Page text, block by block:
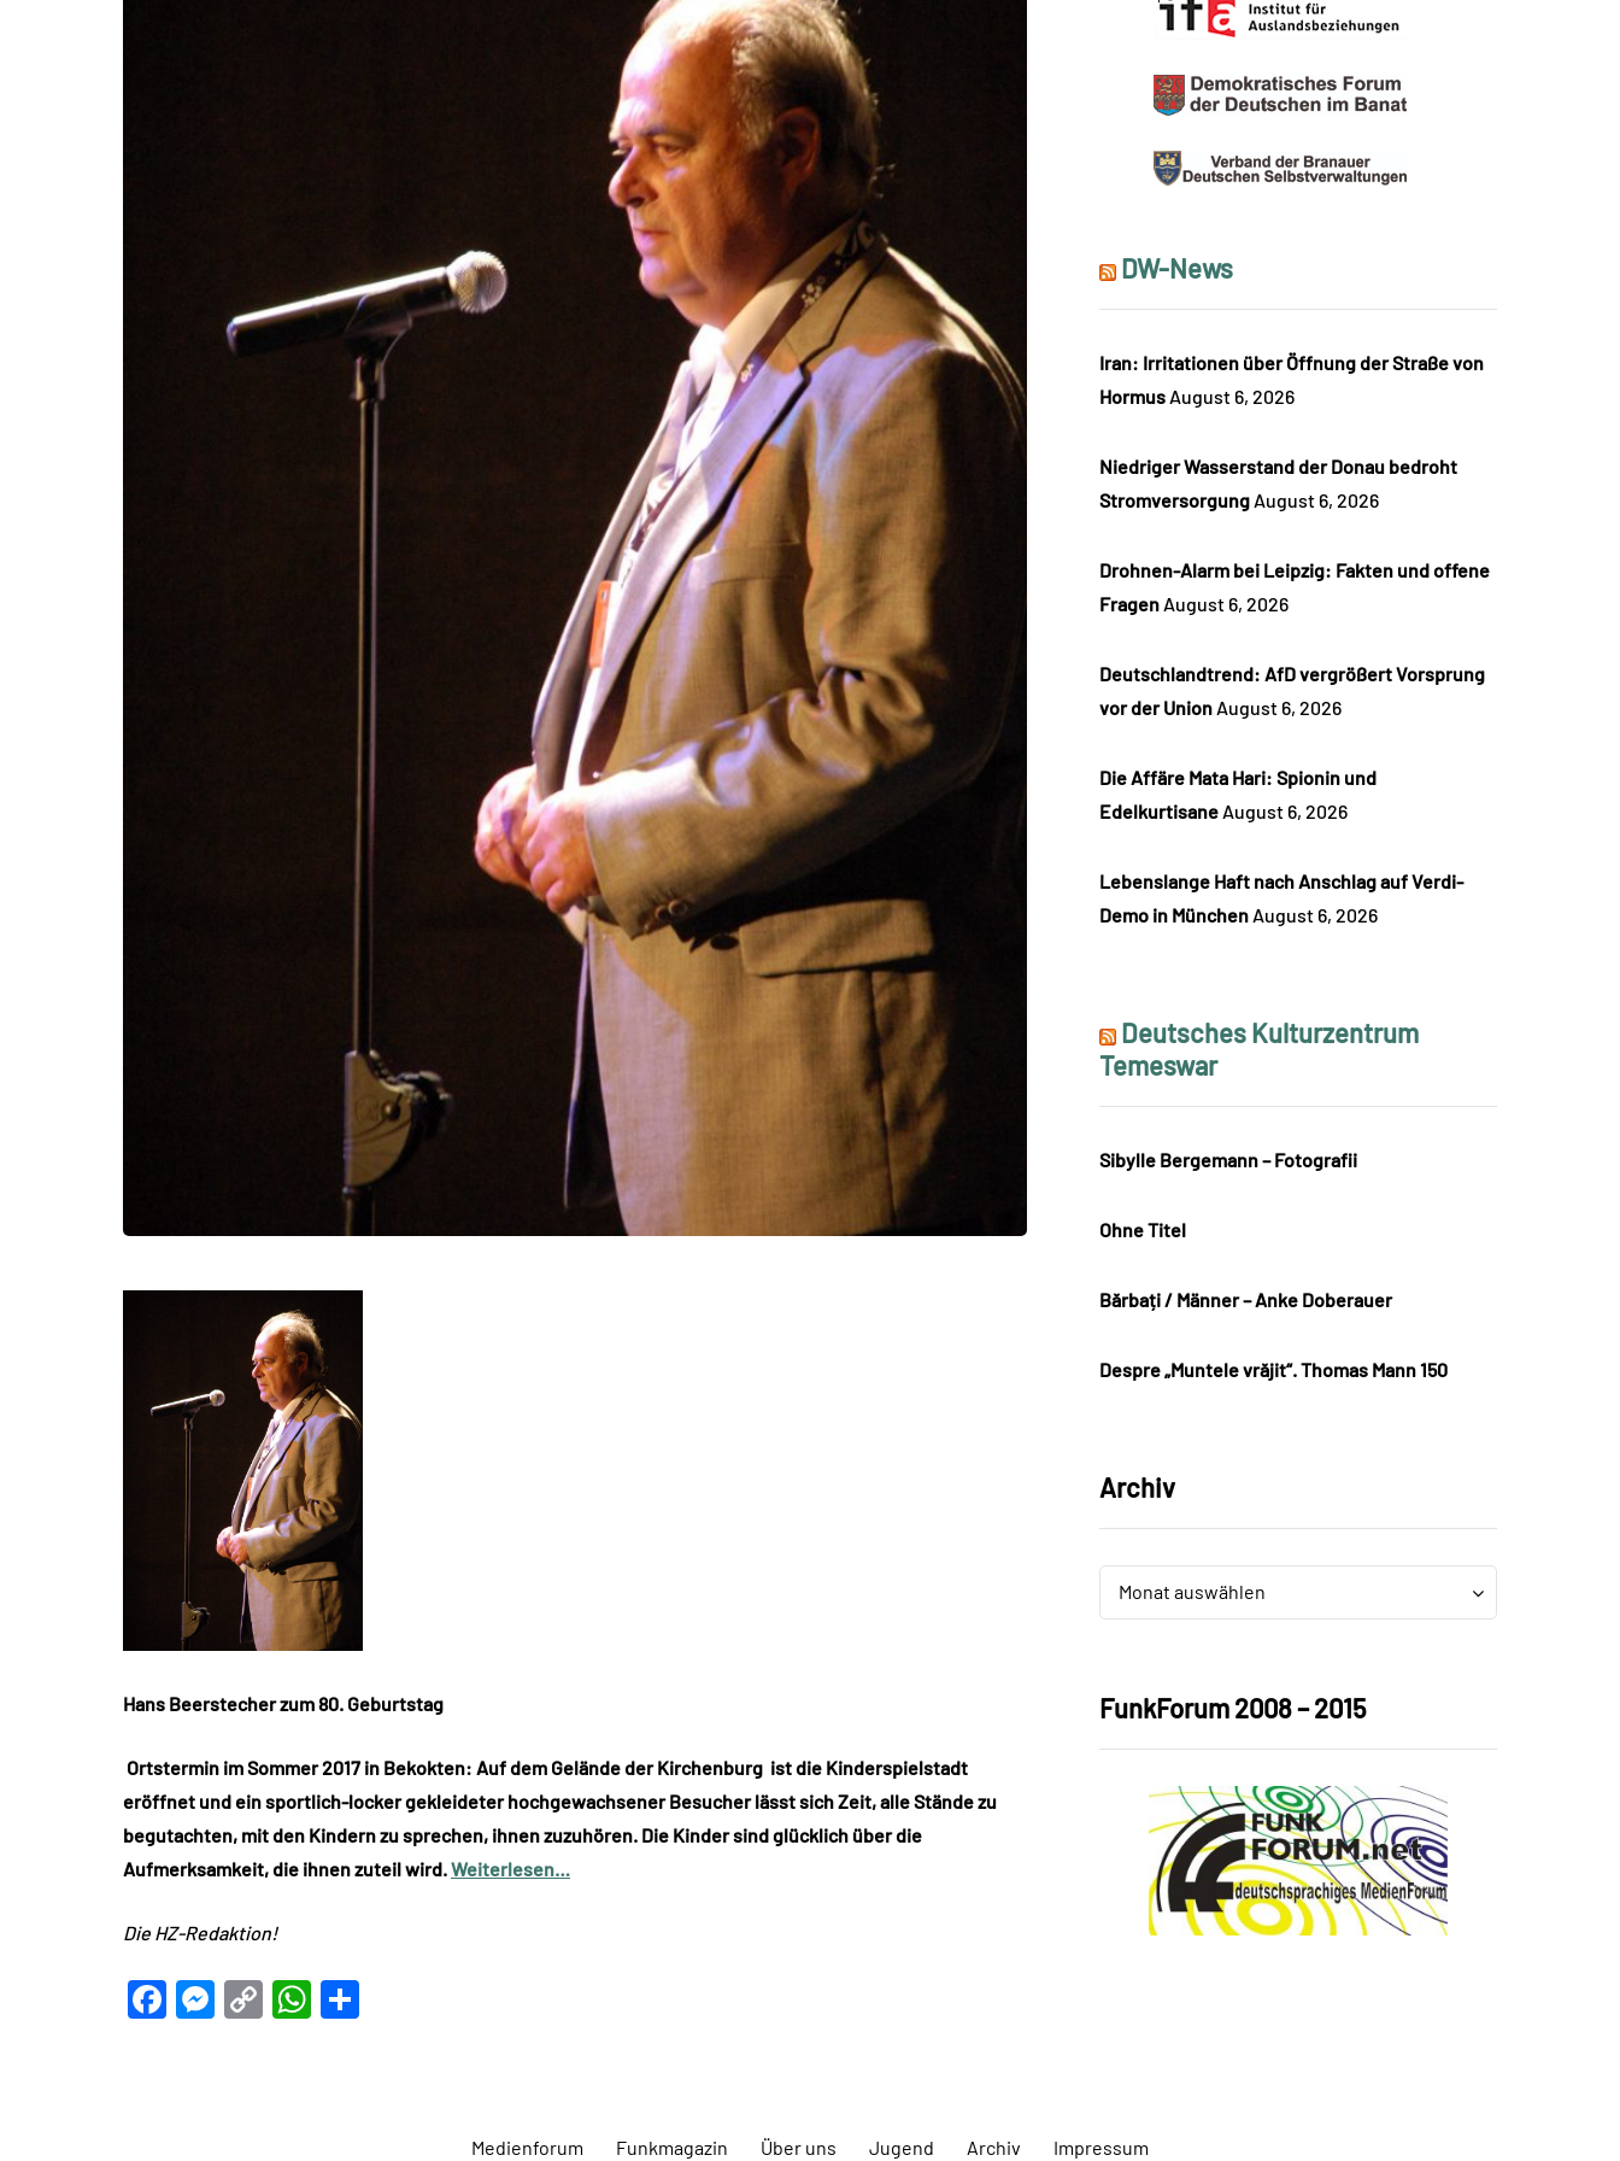
Hans Beerstecher zum 80. Geburtstag
Ortstermin im Sommer 2017 in Bekokten: Auf dem Gelände der Kirchenburg ist die Kinderspielstadt
eröffnet und ein sportlich-locker gekleideter hochgewachsener Besucher lässt sich Zeit, alle Stände zu
begutachten, mit den Kindern zu sprechen, ihnen zuzuhören. Die Kinder sind glücklich über die
Aufmerksamkeit, die ihnen zuteil wird.Weiterlesen…
Die HZ-Redaktion!
Facebook
Messenger
CopyWhatsApp
DW-News
Iran: Irritationen über Öffnung der Straße von
Hormus August 6, 2026
Niedriger Wasserstand der Donau bedroht
Stromversorgung August 6, 2026
Drohnen-Alarm bei Leipzig: Fakten und offene
Fragen August 6, 2026
Deutschlandtrend: AfD vergrößert Vorsprung
vor der Union August 6, 2026
Die Affäre Mata Hari: Spionin und
Edelkurtisane August 6, 2026
Lebenslange Haft nach Anschlag auf Verdi-
Demo in München August 6, 2026
Deutsches Kulturzentrum
Temeswar
Sibylle Bergemann – Fotografii
Ohne Titel
Bărbați / Männer – Anke Doberauer
Despre „Muntele vrăjit“. Thomas Mann 150
Archiv
Archiv
Monat auswählen
Archiv
FunkForum 2008 – 2015
Medienforum Funkmagazin Über uns Jugend Archiv Impressum